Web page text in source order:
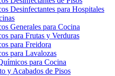
Desinfectantes para Hospitales
Generales para Cocina
para Frutas y Verduras
para Freidora
para Lavalozas
para Cocina
y Acabados de Pisos